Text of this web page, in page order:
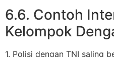
6.6. Contoh
Kelompok
1. Polisi dengan TNI saling